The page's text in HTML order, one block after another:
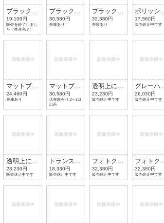
ブラック/
グリーング
ラディエン
トフラッシ
ュ
19,100円
販売を終了しまし
た（生産完了）
ブラック/
ピンク
30,580円
在庫あり
ブラック/
ポラライズ
ドグリーン
クラシック
G-15
32,380円
在庫あり
ポリッシ
ドブラッ
ク/ブルー
グラディ
ント
17,560円
販売休止中です
マットブラ
ック/グリ
ーンクラシ
ックG-15
24,460円
在庫あり
マットブラ
ック/ライ
トグレー
30,580円
店在庫有り 2～3日
出荷
透明上にブ
ラック/ブ
ラウン
23,230円
販売休止中です
グレーハ
ナ/偏光ク
リアグラデ
ィエント
ークブル
26,030円
販売休止中です
透明上にグ
レー/ブル
ー
23,230円
販売休止中です
トランスペ
アレントブ
ルー/レッ
ド
18,330円
販売休止中です
フォトクロ
ミックスト
ライプブル
ー/ダーク
32,380円
販売休止中です
フォトク
ミックスト
ライプライ
トブルー/
32,380円
販売休止中です